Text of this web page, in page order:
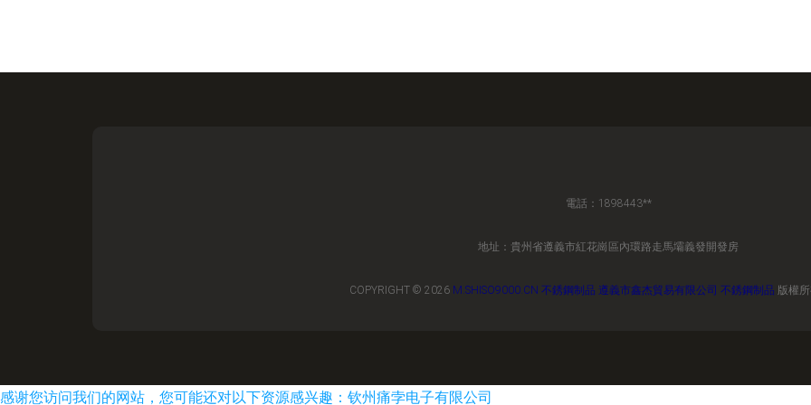
電話：1898443**
地址：貴州省遵義市紅花崗區內環路走馬壩義發開發房
COPYRIGHT © 2026 M.SHISO9000.CN 不銹鋼制品 遵義市鑫杰貿易有限公司 不銹鋼制品 版權
感谢您访问我们的网站，您可能还对以下资源感兴趣：钦州痛孛电子有限公司